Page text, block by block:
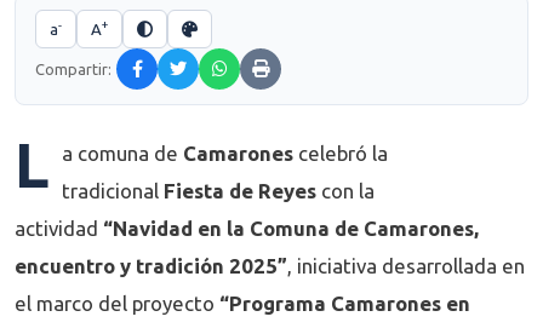
a- A+
Compartir:
L a comuna de Camarones celebró la
tradicional Fiesta de Reyes con la
actividad “Navidad en la Comuna de Camarones,
encuentro y tradición 2025”, iniciativa desarrollada en
el marco del proyecto “Programa Camarones en